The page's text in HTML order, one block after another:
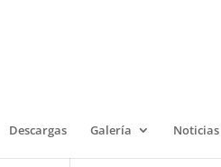
Descargas Galería Noticias